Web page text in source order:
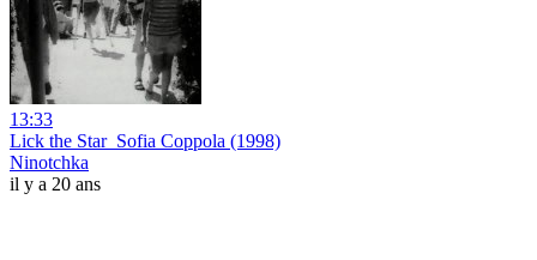
13:33
Lick the Star_Sofia Coppola (1998)
Ninotchka
il y a 20 ans